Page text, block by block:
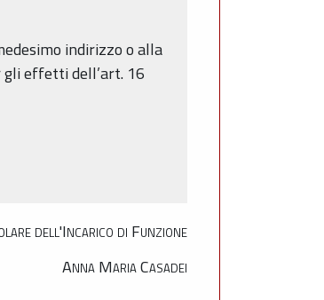
indirizzo o alla
gli effetti dell’art. 16
dell'Incarico di Funzione
Anna Maria Casadei